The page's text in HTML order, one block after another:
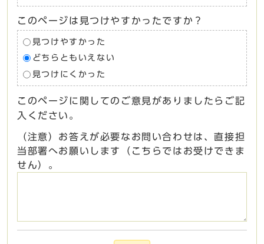
このページは見つけやすかったですか？
見つけやすかった
どちらともいえない
見つけにくかった
このページに関してのご意見がありましたらご記
入ください。
（注意）お答えが必要なお問い合わせは、直接担
当部署へお願いします（こちらではお受けできま
せん）。